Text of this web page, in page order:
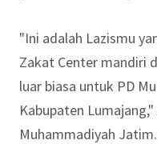
"Ini adalah Lazismu
Zakat Center mandiri
luar biasa untuk PD
Kabupaten
Muhammadiyah Jatim.